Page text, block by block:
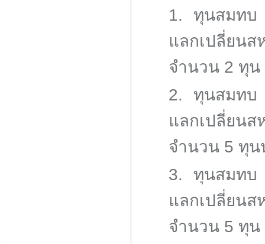
1. ทุนสมทบ
แลกเปลี่ยน
จำนวน 2 ทุน
2. ทุนสมทบ
แลกเปลี่ยน
จำนวน 5 ทุน
3. ทุนสมทบ
แลกเปลี่ยน
จำนวน 5 ทุน